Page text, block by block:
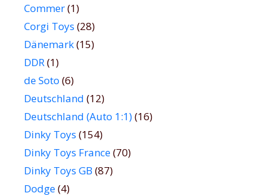
Commer(1)
Corgi Toys (28)
Dänemark(15)
DDR(1)
de Soto (6)
Deutschland (12)
Deutschland (Auto 1:1)(16)
Dinky Toys (154)
Dinky Toys France(70)
Dinky Toys GB (87)
Dodge(4)